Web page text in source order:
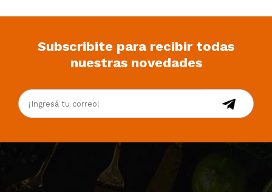
Subscribite para recibir todas
nuestras novedades